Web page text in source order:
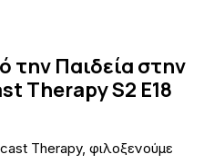
την Παιδεία στην
Therapy S2 E18
Therapy, φιλοξενούμε